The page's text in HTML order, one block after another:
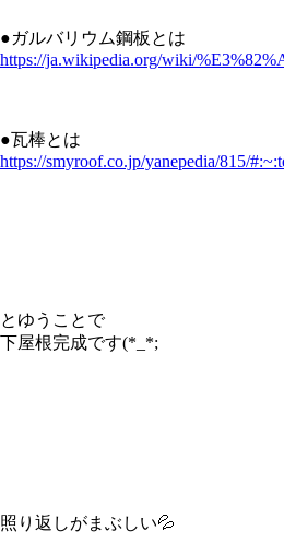
●ガルバリウム鋼板とは
https://ja.wikipedia.org/wiki/
●瓦棒とは
https://smyroof.co.jp/yanepedia/815/
とゆうことで
下屋根完成です(*_*;
照り返しがまぶしい💦